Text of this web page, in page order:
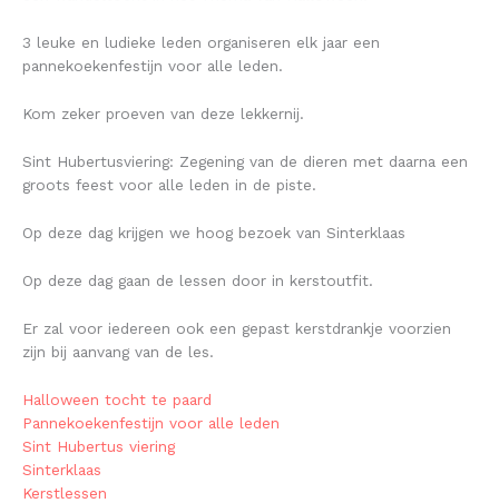
3 leuke en ludieke leden organiseren elk jaar een
pannekoekenfestijn voor alle leden.
Kom zeker proeven van deze lekkernij.
Sint Hubertusviering: Zegening van de dieren met daarna een
groots feest voor alle leden in de piste.
Op deze dag krijgen we hoog bezoek van Sinterklaas
Op deze dag gaan de lessen door in kerstoutfit.
Er zal voor iedereen ook een gepast kerstdrankje voorzien
zijn bij aanvang van de les.
Halloween tocht te paard
Pannekoekenfestijn voor alle leden
Sint Hubertus viering
Sinterklaas
Kerstlessen